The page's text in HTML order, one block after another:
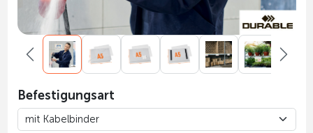
Befestigungsart